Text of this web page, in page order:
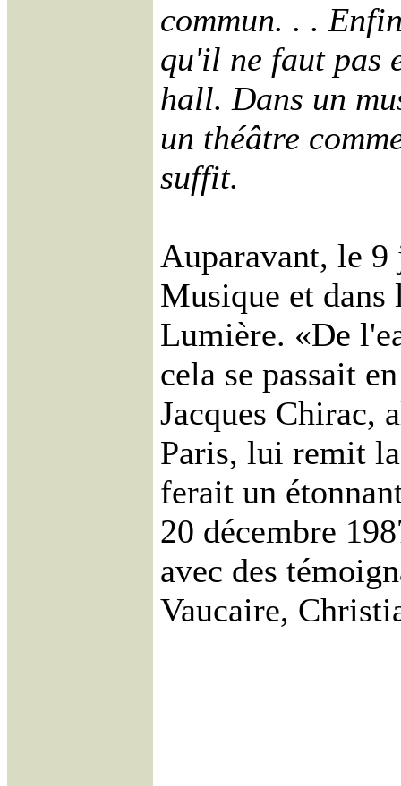
commun. . .
qu'il ne faut pas
hall. Dans un
un théâtre
suffit.
Auparavant, le
Musique et dans
Lumière. «De
cela se passait
Jacques Chirac,
Paris, lui remit
ferait un
20 décembre
avec des
Vaucaire,